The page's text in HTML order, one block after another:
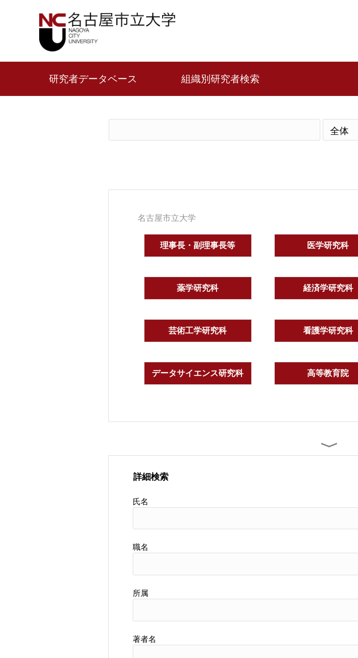
研究者データベース 組織別研究者検索
名古屋市立大学
理事長・副理事長等 医学研究科
薬学研究科 経済学研究科
芸術工学研究科 看護学研究科
データサイエンス研究科 高等教育院
詳細検索
氏名
職名
所属
著者名